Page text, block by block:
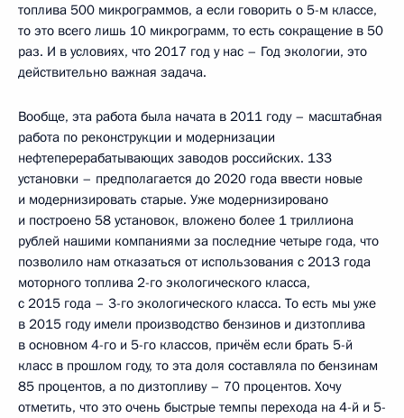
топлива 500 микрограммов, а если говорить о 5-м классе,
то это всего лишь 10 микрограмм, то есть сокращение в 50
раз. И в условиях, что 2017 год у нас – Год экологии, это
действительно важная задача.
Вообще, эта работа была начата в 2011 году – масштабная
работа по реконструкции и модернизации
нефтеперерабатывающих заводов российских. 133
установки – предполагается до 2020 года ввести новые
и модернизировать старые. Уже модернизировано
и построено 58 установок, вложено более 1 триллиона
рублей нашими компаниями за последние четыре года, что
позволило нам отказаться от использования с 2013 года
моторного топлива 2-го экологического класса,
с 2015 года – 3-го экологического класса. То есть мы уже
в 2015 году имели производство бензинов и дизтоплива
в основном 4-го и 5-го классов, причём если брать 5-й
класс в прошлом году, то эта доля составляла по бензинам
85 процентов, а по дизтопливу – 70 процентов. Хочу
отметить, что это очень быстрые темпы перехода на 4-й и 5-